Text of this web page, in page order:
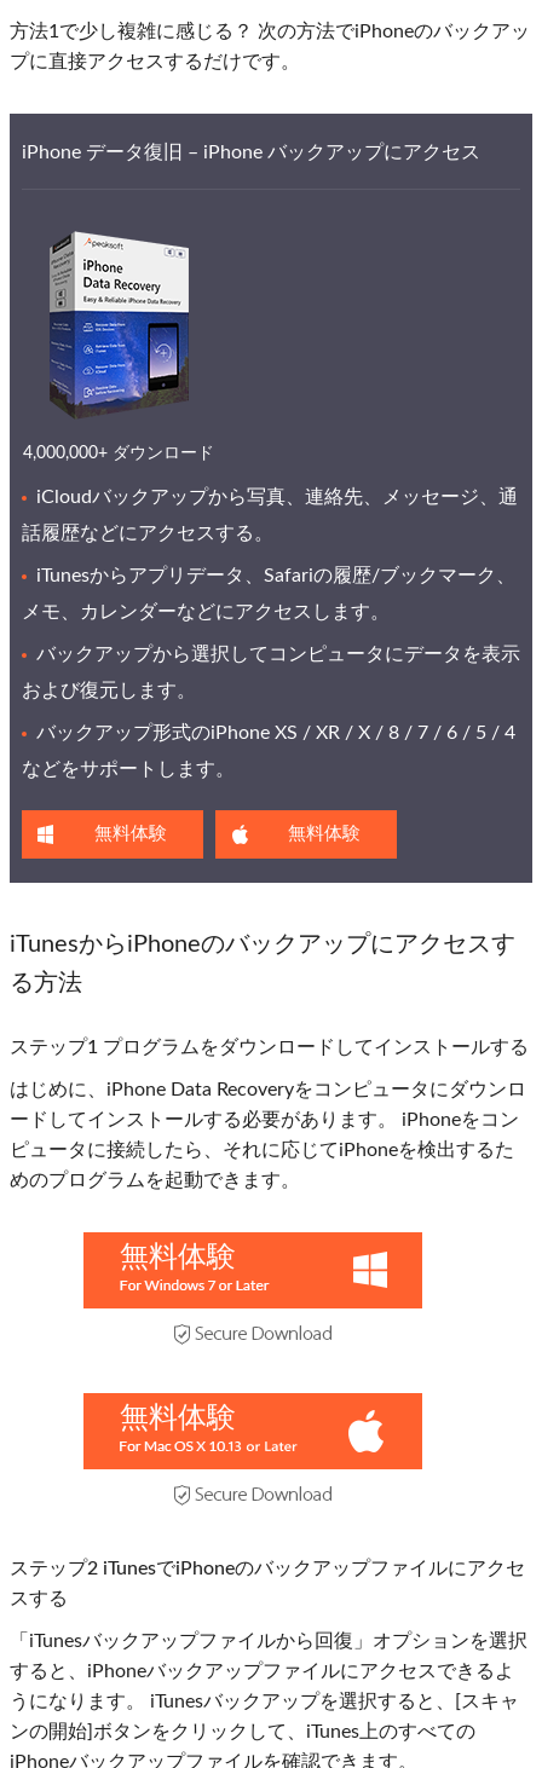
方法1で少し複雑に感じる？ 次の方法でiPhoneのバックアッ
プに直接アクセスするだけです。
iPhone データ復旧 – iPhone バックアップにアクセス
4,000,000+ ダウンロード
iCloudバックアップから写真、連絡先、メッセージ、通
話履歴などにアクセスする。
iTunesからアプリデータ、Safariの履歴/ブックマーク、
メモ、カレンダーなどにアクセスします。
バックアップから選択してコンピュータにデータを表示
および復元します。
バックアップ形式のiPhone XS / XR / X / 8 / 7 / 6 / 5 / 4
などをサポートします。
無料体験 無料体験
iTunesからiPhoneのバックアップにアクセスす
る方法
ステップ1 プログラムをダウンロードしてインストールする
はじめに、iPhone Data Recoveryをコンピュータにダウンロ
ードしてインストールする必要があります。 iPhoneをコン
ピュータに接続したら、それに応じてiPhoneを検出するた
めのプログラムを起動できます。
無料体験
無料体験
ステップ2 iTunesでiPhoneのバックアップファイルにアクセ
スする
「iTunesバックアップファイルから回復」オプションを選択
すると、iPhoneバックアップファイルにアクセスできるよ
うになります。 iTunesバックアップを選択すると、[スキャ
ンの開始]ボタンをクリックして、iTunes上のすべての
iPhoneバックアップファイルを確認できます。